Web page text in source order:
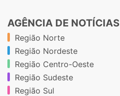
AGÊNCIA DE NOTÍCIAS
Região Norte
Região Nordeste
Região Centro-Oeste
Região Sudeste
Região Sul